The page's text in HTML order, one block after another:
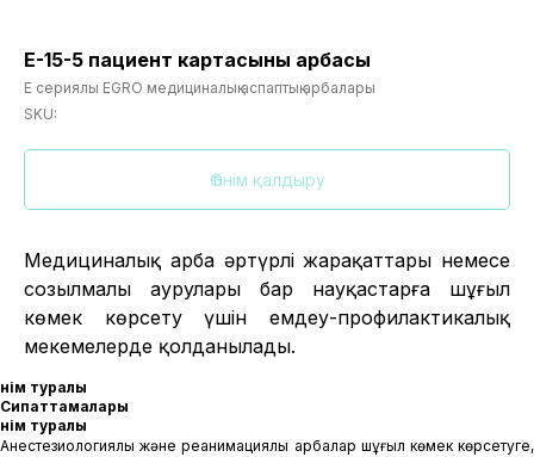
E-15-5 пациент картасының арбасы
Е сериялы EGRO медициналық аспаптық арбалары
SKU:
Өтінім қалдыру
Медициналық арба әртүрлі жарақаттары немесе
созылмалы аурулары бар науқастарға шұғыл
көмек көрсету үшін емдеу-профилактикалық
мекемелерде қолданылады.
Өнім туралы
Сипаттамалары
Өнім туралы
Анестезиологиялық және реанимациялық арбалар шұғыл көмек көрсетуге,